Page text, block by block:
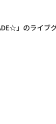
」のライブ